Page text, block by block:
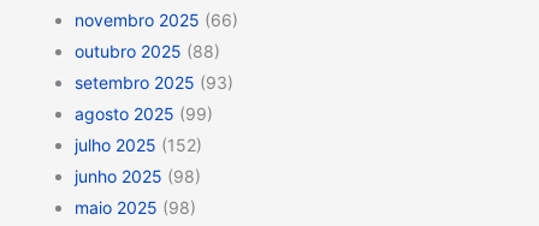
novembro 2025 (66)
outubro 2025 (88)
setembro 2025 (93)
agosto 2025 (99)
julho 2025 (152)
junho 2025 (98)
maio 2025 (98)